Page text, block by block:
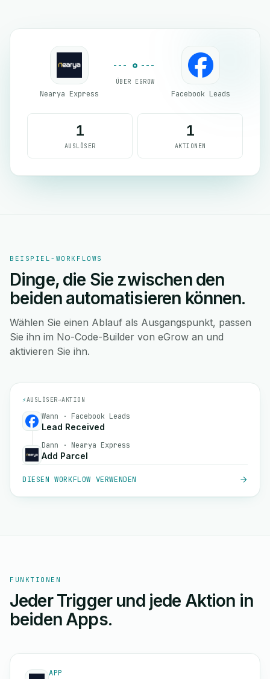
Nearya Express
ÜBER EGROW
Facebook Leads
1
AUSLÖSER
1
AKTIONEN
BEISPIEL-WORKFLOWS
Dinge, die Sie zwischen den
beiden automatisieren können.
Wählen Sie einen Ablauf als Ausgangspunkt, passen
Sie ihn im No-Code-Builder von eGrow an und
aktivieren Sie ihn.
⚡AUSLÖSER→AKTION
Wann · Facebook Leads
Lead Received
Dann · Nearya Express
Add Parcel
DIESEN WORKFLOW VERWENDEN
FUNKTIONEN
Jeder Trigger und jede Aktion in
beiden Apps.
APP